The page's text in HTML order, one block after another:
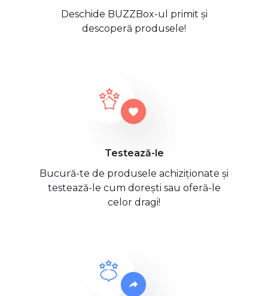
Deschide BUZZBox-ul primit și
descoperă produsele!
Testează-le
Bucură-te de produsele achiziționate și
testează-le cum dorești sau oferă-le
celor dragi!